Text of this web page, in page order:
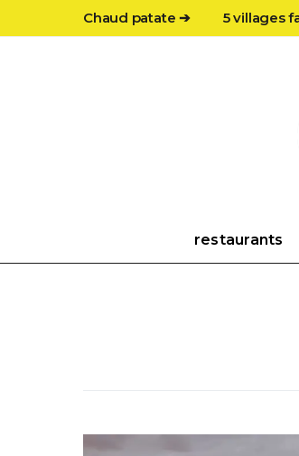
Chaud patate ➔ 5 villages
restaurants